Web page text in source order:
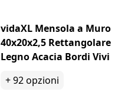
vidaXL Mensola a Muro
40x20x2,5 Rettangolare
Legno Acacia Bordi Vivi
+92opzioni